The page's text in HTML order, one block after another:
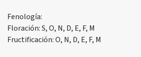
Fenología:
Floración: S, O, N, D, E, F, M
Fructificación: O, N, D, E, F, M